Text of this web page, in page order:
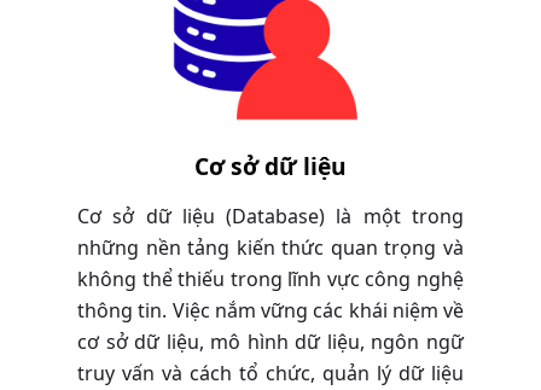
Cơ sở dữ liệu
Cơ sở dữ liệu (Database) là một trong
những nền tảng kiến thức quan trọng và
không thể thiếu trong lĩnh vực công nghệ
thông tin. Việc nắm vững các khái niệm về
cơ sở dữ liệu, mô hình dữ liệu, ngôn ngữ
truy vấn và cách tổ chức, quản lý dữ liệu